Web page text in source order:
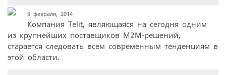
9 февраля, 2014
Компания Telit, являющаяся на сегодня одним
из крупнейших поставщиков M2M-решений,
старается следовать всем современным тенденциям в
этой области.